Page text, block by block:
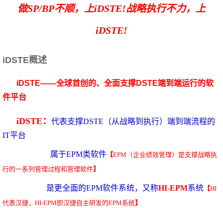
做SP/BP不顺，上iDSTE!战略执行不力，上
iDSTE!
iDSTE概述
iDSTE——全球首创的、全面支撑DSTE端到端运行的软
件平台
iDSTE： 代表支撑DSTE（从战略到执行）端到端流程的
IT平台
属于EPM类软件 【EPM（企业绩效管理）是支撑战略执
行的一系列管理过程和管理软件】
是更全面的EPM软件系统，又称HI-EPM系统 【HI
代表汉捷，HI-EPM即汉捷自主研发的EPM系统】